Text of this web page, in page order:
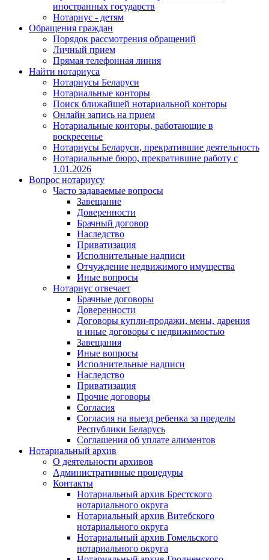
иностранных государств
Нотариус - детям
Обращения граждан
Порядок рассмотрения обращений
Личный прием
Прямая телефонная линия
Найти нотариуса
Нотариусы Беларуси
Нотариальные конторы
Поиск ближайшей нотариальной конторы
Онлайн запись на прием
Нотариальные конторы, работающие в
воскресенье
Нотариусы Беларуси, прекратившие деятельность
Нотариальные бюро, прекратившие работу с
1.01.2026
Вопрос нотариусу
Часто задаваемые вопросы
Завещание
Доверенности
Брачный договор
Наследство
Приватизация
Исполнительные надписи
Отчуждение недвижимого имущества
Иные вопросы
Нотариус отвечает
Брачные договоры
Доверенности
Договоры купли-продажи, мены, дарения
и иные договоры с недвижимостью
Завещания
Иные вопросы
Исполнительные надписи
Наследство
Приватизация
Прочие договоры
Согласия
Согласия на выезд ребенка за пределы
Республики Беларусь
Соглашения об уплате алиментов
Нотариальный архив
О деятельности архивов
Административные процедуры
Контакты
Нотариальный архив Брестского
нотариального округа
Нотариальный архив Витебского
нотариального округа
Нотариальный архив Гомельского
нотариального округа